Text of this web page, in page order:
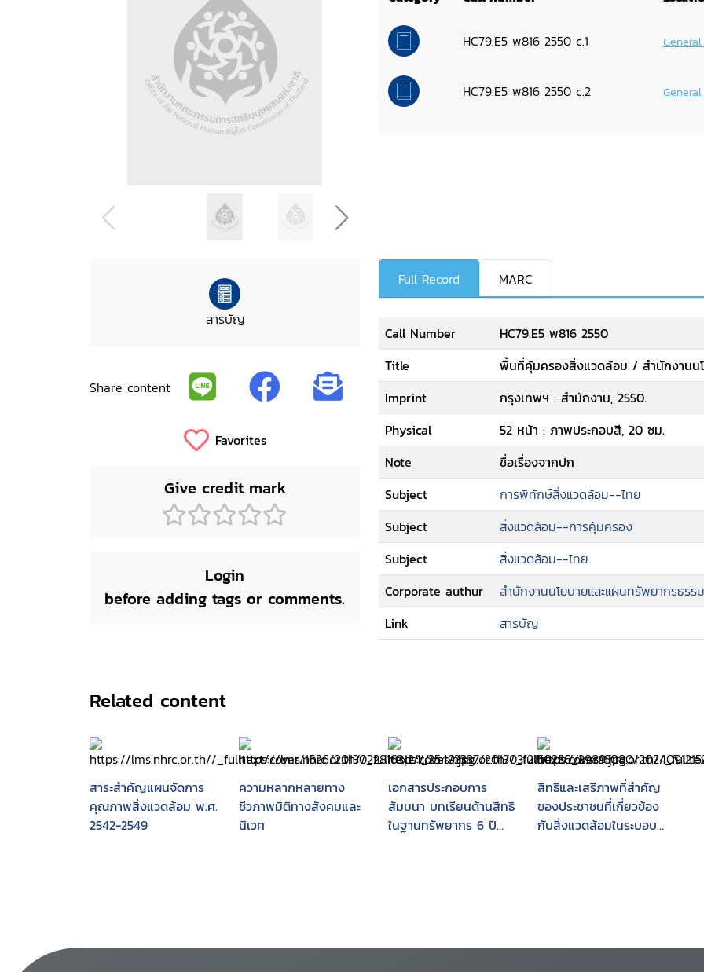
HC79.E5 พ816 2550 c.1
HC79.E5 พ816 2550 c.2
สารบัญ
Share content
Favorites
Give credit mark
Login
before adding tags or comments.
Full Record MARC
Call Number
HC79.E5 พ816 2550
Title
พื้นที่คุ้มครองสิ่งแวดล้อม / สำนักงานน
Imprint
กรุงเทพฯ : สำนักงาน, 2550.
Physical
52 หน้า : ภาพประกอบสี, 20 ซม.
Note
ชื่อเรื่องจากปก
Subject
การพิทักษ์สิ่งแวดล้อม--ไทย
Subject
สิ่งแวดล้อม--การคุ้มครอง
Subject
สิ่งแวดล้อม--ไทย
Corporate authur
สำนักงานนโยบายและแผนทรัพยากรธรร
Link
สารบัญ
Related content
สาระสำคัญแผนจัดการ
คุณภาพสิ่งแวดล้อม พ.ศ.
2542-2549
ความหลากหลายทาง
ชีวภาพมิติทางสังคมและ
นิเวศ
เอกสารประกอบการ
สัมมนา บทเรียนด้านสิทธิ
ในฐานทรัพยากร 6 ปี
สิทธิและเสรีภาพที่สำคัญ
ของประชาชนที่เกี่ยวข้อง
กับสิ่งแวดล้อมในระบอบ